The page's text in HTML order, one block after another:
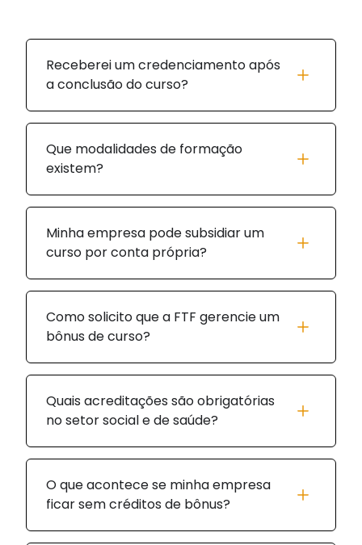
Receberei um credenciamento após
a conclusão do curso?
Que modalidades de formação
existem?
Minha empresa pode subsidiar um
curso por conta própria?
Como solicito que a FTF gerencie um
bônus de curso?
Quais acreditações são obrigatórias
no setor social e de saúde?
O que acontece se minha empresa
ficar sem créditos de bônus?